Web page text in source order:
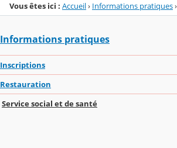
Vous êtes ici : Accueil› Informations pratiques›
Informations pratiques
Inscriptions
Restauration
Service social et de santé